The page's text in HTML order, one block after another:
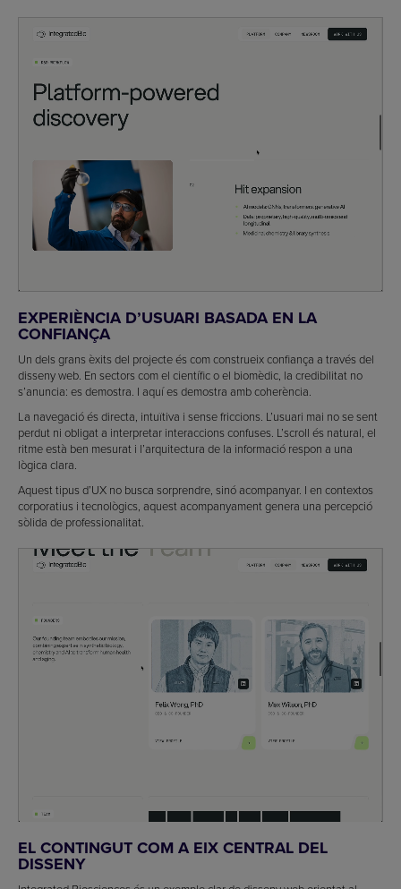
EXPERIÈNCIA D’USUARI BASADA EN LA
CONFIANÇA
Un dels grans èxits del projecte és com construeix confiança a través del
disseny web. En sectors com el científic o el biomèdic, la credibilitat no
s’anuncia: es demostra. I aquí es demostra amb coherència.
La navegació és directa, intuïtiva i sense friccions. L’usuari mai no se sent
perdut ni obligat a interpretar interaccions confuses. L’scroll és natural, el
ritme està ben mesurat i l’arquitectura de la informació respon a una
lògica clara.
Aquest tipus d’UX no busca sorprendre, sinó acompanyar. I en contextos
corporatius i tecnològics, aquest acompanyament genera una percepció
sòlida de professionalitat.
EL CONTINGUT COM A EIX CENTRAL DEL
DISSENY